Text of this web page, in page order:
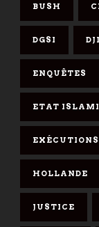
BUSH
DGSI
ENQUÊTES
ETAT
HOLLANDE
JUSTICE